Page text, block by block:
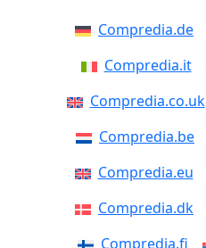
Compredia.de
Compredia.it
Compredia.co.uk
Compredia.be
Compredia.eu
Compredia.dk
Compredia.fi